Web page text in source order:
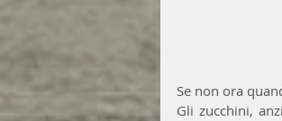
Se non ora
Gli zucchini,